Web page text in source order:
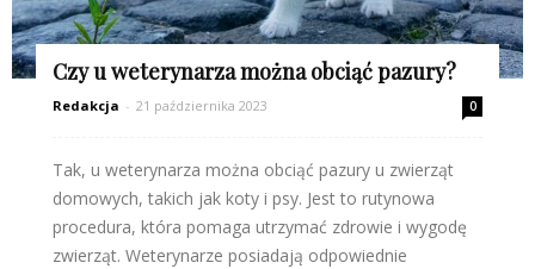
Czy u weterynarza można obciąć pazury?
Redakcja - 21 października 2023 0
Tak, u weterynarza można obciąć pazury u zwierząt
domowych, takich jak koty i psy. Jest to rutynowa
procedura, która pomaga utrzymać zdrowie i wygodę
zwierząt. Weterynarze posiadają odpowiednie